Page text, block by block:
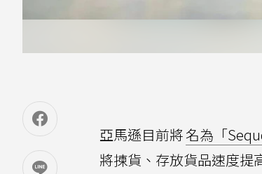
亞馬遜目前將名為「
將揀貨、存放貨品速度提